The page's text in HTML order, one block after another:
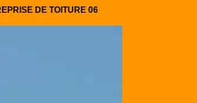
DE TOITURE 06